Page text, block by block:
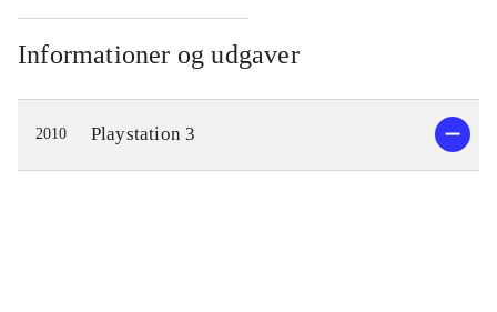
truet af stumper der falder ned fra
dette univers og det eneste der kan
redde landet er, at Kanata bliver
Demon God King i stedet for Demon
Dog King. Sammen med valkyrien
Rizelia må han nu løse mysteriet
Informationer og udgaver
2010 Playstation 3